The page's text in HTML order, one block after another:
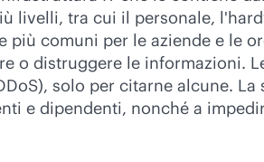
e ordinare.
livelli, tra cui il personale,
comuni per le aziende e le
o distruggere le informazioni.
solo per citarne alcune.
e dipendenti, nonché a